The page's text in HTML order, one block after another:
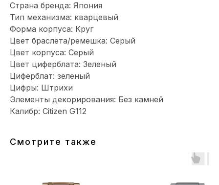
Страна бренда: Япония
Тип механизма: кварцевый
Форма корпуса: Круг
Цвет браслета/ремешка: Серый
Цвет корпуса: Серый
Цвет циферблата: Зеленый
Циферблат: зеленый
Цифры: Штрихи
Элементы декорирования: Без камней
Калибр: Citizen G112
Смотрите также